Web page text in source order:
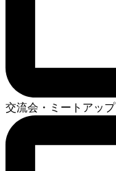
交流会・ミートアップ